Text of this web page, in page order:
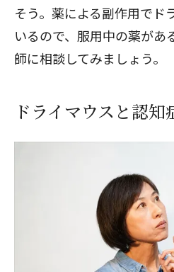
そう。薬による副作用でド
いるので、服用中の薬があ
師に相談してみましょう。
ドライマウスと認知